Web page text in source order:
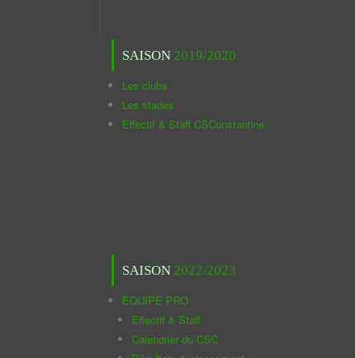
SAISON 2019/2020
Les clubs
Les stades
Effectif & Staff CSConstantine
SAISON 2022/2023
ÉQUIPE PRO
Effectif & Staff
Calendrier du CSC